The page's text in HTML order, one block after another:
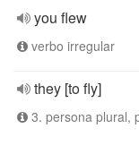
you flew
verbo irregular
they [to fly]
3. persona plural,